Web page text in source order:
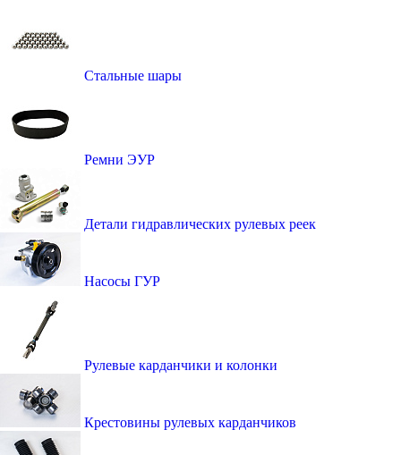
Стальные шары
Ремни ЭУР
Детали гидравлических рулевых реек
Насосы ГУР
Рулевые карданчики и колонки
Крестовины рулевых карданчиков